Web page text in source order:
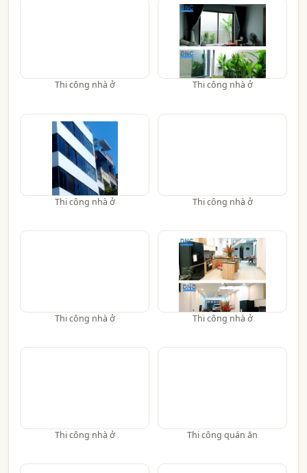
Thi công nhà ở Thi công nhà ở
Thi công nhà ở Thi công nhà ở
Thi công nhà ở Thi công nhà ở
Thi công nhà ở Thi công quán ăn